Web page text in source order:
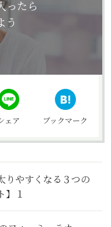
ったら
う
ェア ブックマーク
りやすくなる３つの
】１